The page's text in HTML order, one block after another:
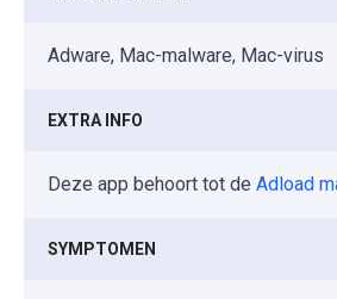
Adware, Mac-malware, Mac-virus
EXTRA INFO
Deze app behoort tot de Adload
SYMPTOMEN